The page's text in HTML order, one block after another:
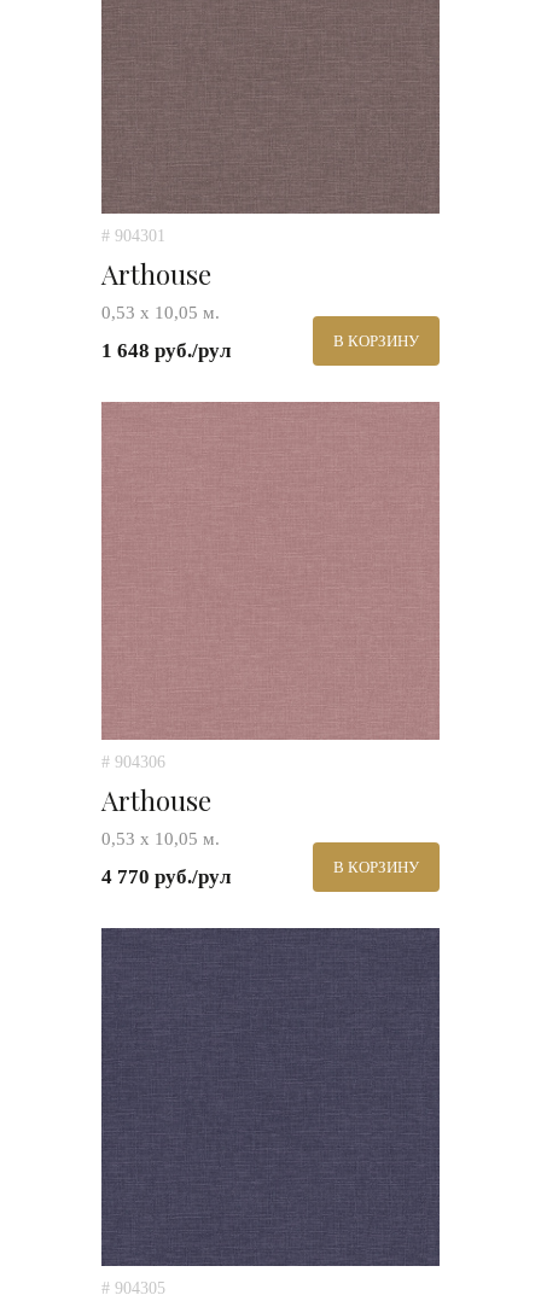
# 904301
Arthouse
0,53 х 10,05 м.
1 648 руб./рул В КОРЗИНУ
# 904306
Arthouse
0,53 х 10,05 м.
4 770 руб./рул В КОРЗИНУ
# 904305